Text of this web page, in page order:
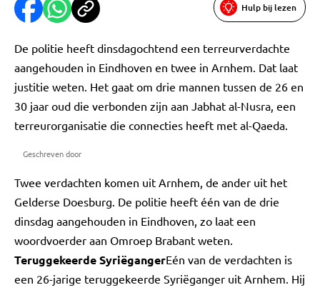
Hulp bij lezen
De politie heeft dinsdagochtend een terreurverdachte
aangehouden in Eindhoven en twee in Arnhem. Dat laat
justitie weten. Het gaat om drie mannen tussen de 26 en
30 jaar oud die verbonden zijn aan Jabhat al-Nusra, een
terreurorganisatie die connecties heeft met al-Qaeda.
Geschreven door
Twee verdachten komen uit Arnhem, de ander uit het
Gelderse Doesburg. De politie heeft één van de drie
dinsdag aangehouden in Eindhoven, zo laat een
woordvoerder aan Omroep Brabant weten.
Teruggekeerde SyriëgangerEén van de verdachten is
een 26-jarige teruggekeerde Syriëganger uit Arnhem. Hij